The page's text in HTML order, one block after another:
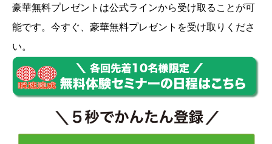
豪華無料プレゼントは公式ラインから受け取ることが可
能です。今すぐ、豪華無料プレゼントを受け取りくださ
い。